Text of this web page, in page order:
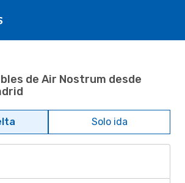
de Air Nostrum desde
Solo ida